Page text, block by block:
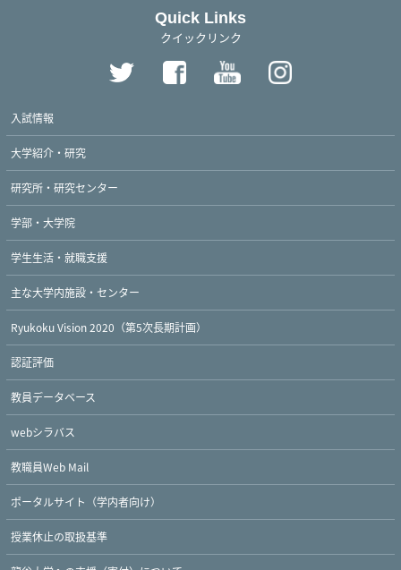
Quick Links
クイックリンク
入試情報
大学紹介・研究
研究所・研究センター
学部・大学院
学生生活・就職支援
主な大学内施設・センター
Ryukoku Vision 2020（第5次長期計画）
認証評価
教員データベース
webシラバス
教職員Web Mail
ポータルサイト（学内者向け）
授業休止の取扱基準